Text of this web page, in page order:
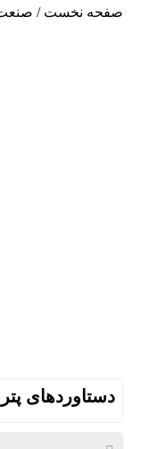
صفحه نخست /
دستاوردهای